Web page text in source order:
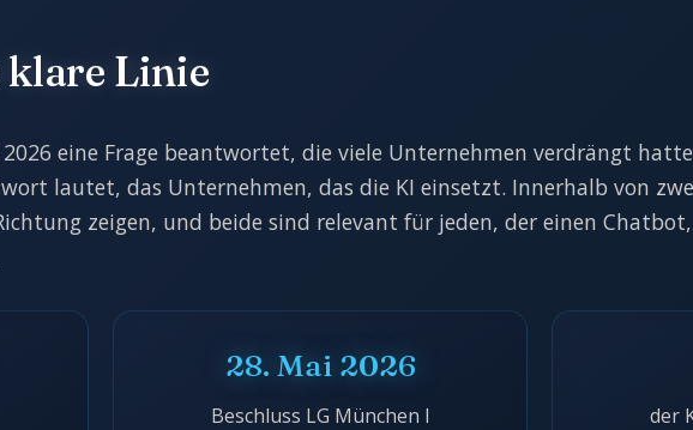
klare Linie
eine Frage beantwortet, die viele Unternehmen verdrängt
lautet, das Unternehmen, das die KI einsetzt. Innerhalb von
zeigen, und beide sind relevant für jeden, der einen
28. Mai 2026
Beschluss LG München I
der